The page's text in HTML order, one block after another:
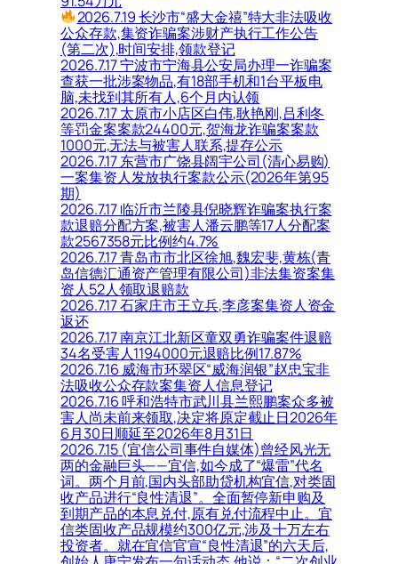
2026.7.19 长沙市“盛大金禧”特大非法吸收
公众存款,集资诈骗案涉财产执行工作公告
(第二次),时间安排,领款登记
2026.7.17 宁波市宁海县公安局办理一诈骗案
查获一批涉案物品,有18部手机和1台平板电
脑,未找到其所有人,6个月内认领
2026.7.17 太原市小店区白伟,耿艳刚,吕利冬
等罚金案案款24400元,贺海龙诈骗案案款
1000元,无法与被害人联系,提存公示
2026.7.17 东营市广饶县阔宇公司(清心易购)
一案集资人发放执行案款公示(2026年第95
期)
2026.7.17 临沂市兰陵县倪晓辉诈骗案执行案
款退赔分配方案,被害人潘云鹏等17人分配案
款2567358元比例约4.7%
2026.7.17 青岛市市北区徐旭,魏宏斐,黄栋(青
岛信德汇通资产管理有限公司)非法集资案集
资人52人领取退赔款
2026.7.17 石家庄市王立兵,李彦案集资人资金
返还
2026.7.17 南京江北新区童双勇诈骗案件退赔
34名受害人1194000元退赔比例17.87%
2026.7.16 威海市环翠区“威海润银”赵忠宝非
法吸收公众存款案集资人信息登记
2026.7.16 呼和浩特市武川县兰熙鹏案众多被
害人尚未前来领取,决定将原定截止日2026年
6月30日顺延至2026年8月31日
2026.7.15 (宜信公司事件自媒体)曾经风光无
两的金融巨头——宜信,如今成了“爆雷”代名
词。两个月前,国内头部助贷机构宜信,对类固
收产品进行“良性清退”。全面暂停新申购及
到期产品的本息兑付,原有兑付流程中止。宜
信类固收产品规模约300亿元,涉及十万左右
投资者。就在宜信官宣“良性清退”的六天后,